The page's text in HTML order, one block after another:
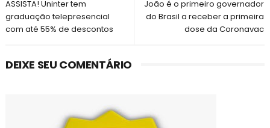
João é o primeiro governador
do Brasil a receber a primeira
dose da Coronavac
ASSISTA! Uninter tem
graduação telepresencial
com até 55% de descontos
DEIXE SEU COMENTÁRIO